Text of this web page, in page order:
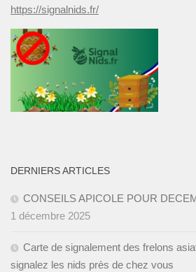
https://signalnids.fr/
DERNIERS ARTICLES
CONSEILS APICOLE POUR
1 décembre 2025
Carte de signalement des frelons
signalez les nids près de chez vous